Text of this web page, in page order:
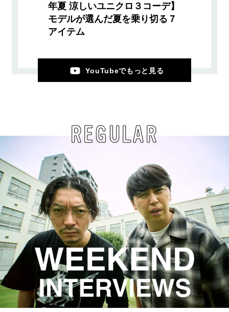
年夏 涼しいユニクロ３コーデ】
モデルが選んだ夏を乗り切る７
アイテム
YouTubeでもっと見る
REGULAR